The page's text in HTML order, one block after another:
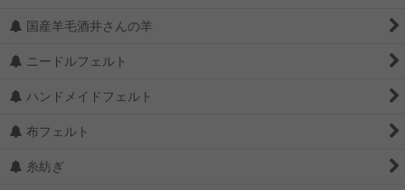
国産羊毛酒井さんの羊
ニードルフェルト
ハンドメイドフェルト
布フェルト
糸紡ぎ